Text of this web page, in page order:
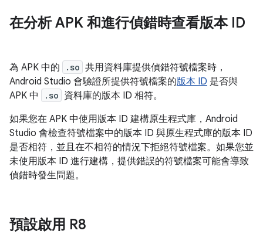
在分析 APK 和進行偵錯時查看版本 ID
為 APK 中的 .so 共用資料庫提供偵錯符號檔案時，
Android Studio 會驗證所提供符號檔案的版本 ID 是否與
APK 中
.so 資料庫的版本 ID 相符。
如果您在 APK 中使用版本 ID 建構原生程式庫，Android
Studio 會檢查符號檔案中的版本 ID 與原生程式庫的版本 ID
是否相符，並且在不相符的情況下拒絕符號檔案。如果您並
未使用版本 ID 進行建構，提供錯誤的符號檔案可能會導致
偵錯時發生問題。
預設啟用 R8